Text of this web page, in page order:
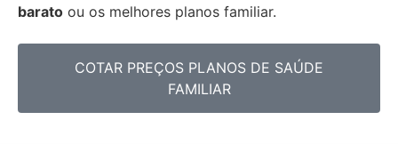
barato ou os melhores planos familiar.
COTAR PREÇOS PLANOS DE SAÚDE
FAMILIAR